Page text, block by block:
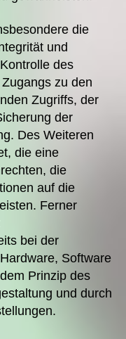
die
und
des
zu den
Zugriffs, der
der
Des Weiteren
die eine
die
auf die
Ferner
bei der
Software
Prinzip des
und durch